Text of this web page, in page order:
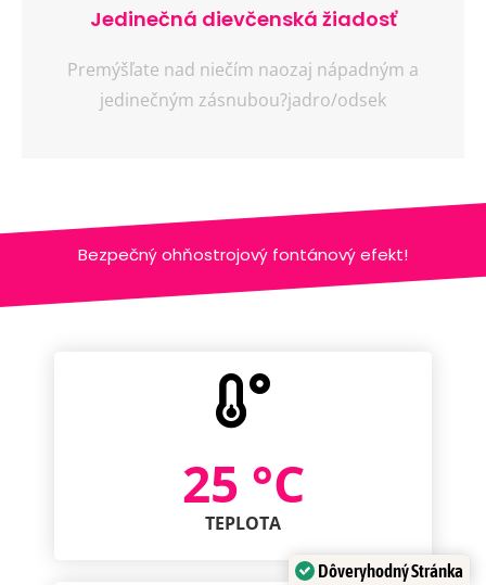
Jedinečná dievčenská žiadosť
Premýšľate nad niečím naozaj nápadným a
jedinečným zásnubou?jadro/odsek
Bezpečný ohňostrojový fontánový efekt!
TEPLOTA
25 °C
Dôveryhodný Stránka